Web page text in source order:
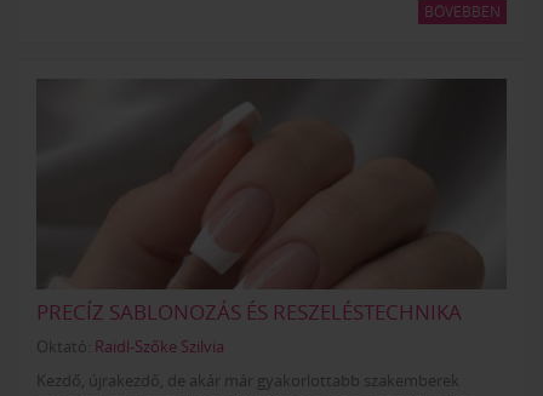
BŐVEBBEN
PRECÍZ SABLONOZÁS ÉS RESZELÉSTECHNIKA
Oktató: Raidl-Szőke Szilvia
Kezdő, újrakezdő, de akár már gyakorlottabb szakemberek